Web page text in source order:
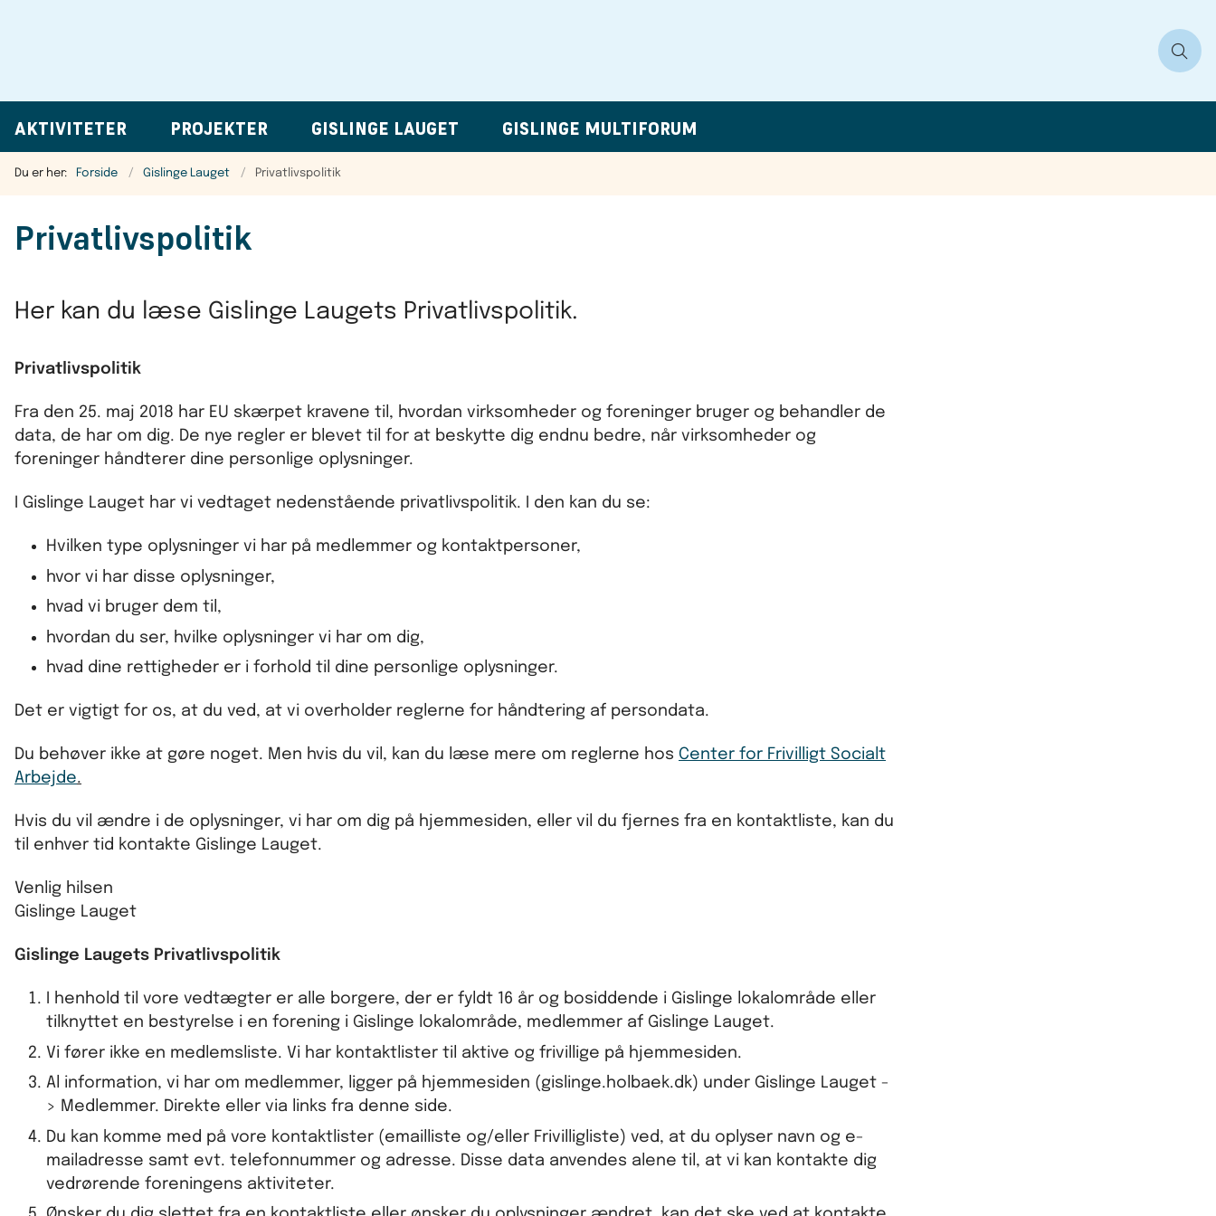
AKTIVITETER PROJEKTER GISLINGE LAUGET GISLINGE MULTIFORUM
Du er her: Forside Gislinge Lauget Privatlivspolitik
Privatlivspolitik
Her kan du læse Gislinge Laugets Privatlivspolitik.
Privatlivspolitik
Fra den 25. maj 2018 har EU skærpet kravene til, hvordan virksomheder og foreninger bruger og behandler de
data, de har om dig. De nye regler er blevet til for at beskytte dig endnu bedre, når virksomheder og
foreninger håndterer dine personlige oplysninger.
I Gislinge Lauget har vi vedtaget nedenstående privatlivspolitik. I den kan du se:
Hvilken type oplysninger vi har på medlemmer og kontaktpersoner,
hvor vi har disse oplysninger,
hvad vi bruger dem til,
hvordan du ser, hvilke oplysninger vi har om dig,
hvad dine rettigheder er i forhold til dine personlige oplysninger.
Det er vigtigt for os, at du ved, at vi overholder reglerne for håndtering af persondata.
Du behøver ikke at gøre noget. Men hvis du vil, kan du læse mere om reglerne hos Center for Frivilligt Socialt
Arbejde.
Hvis du vil ændre i de oplysninger, vi har om dig på hjemmesiden, eller vil du fjernes fra en kontaktliste, kan du
til enhver tid kontakte Gislinge Lauget.
Venlig hilsen
Gislinge Lauget
Gislinge Laugets Privatlivspolitik
I henhold til vore vedtægter er alle borgere, der er fyldt 16 år og bosiddende i Gislinge lokalområde eller
tilknyttet en bestyrelse i en forening i Gislinge lokalområde, medlemmer af Gislinge Lauget.
Vi fører ikke en medlemsliste. Vi har kontaktlister til aktive og frivillige på hjemmesiden.
Al information, vi har om medlemmer, ligger på hjemmesiden (gislinge.holbaek.dk) under Gislinge Lauget -
> Medlemmer. Direkte eller via links fra denne side.
Du kan komme med på vore kontaktlister (emailliste og/eller Frivilligliste) ved, at du oplyser navn og e-
mailadresse samt evt. telefonnummer og adresse. Disse data anvendes alene til, at vi kan kontakte dig
vedrørende foreningens aktiviteter.